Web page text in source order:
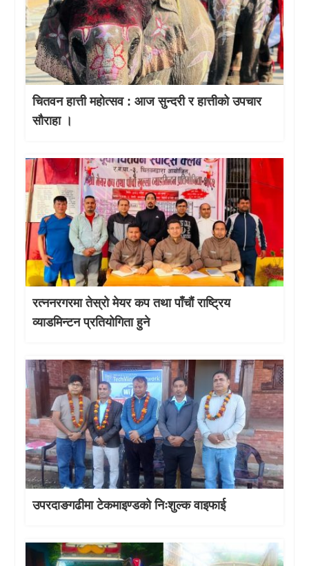
चितवन हात्ती महाेत्सव : आज सुन्दरी र हात्तीको उपचार
साैराहा ।
रत्ननरगरमा तेस्राे मेयर कप तथा पाँचौं राष्ट्रिय
व्याडमिन्टन प्रतियोगिता हुने
उपरदाङगढीमा टेकमाइण्डको निःशुल्क वाइफाई